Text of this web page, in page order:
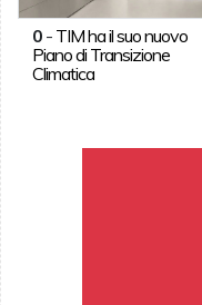
0- TIM ha il suo nuovo
Piano di Transizione
Climatica